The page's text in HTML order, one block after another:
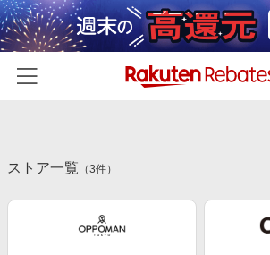
カテゴリー一覧
百貨店・総合ECモール
ファッション・インナー・小物
ストア一覧 （3件）